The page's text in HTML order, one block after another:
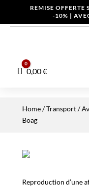
REMISE
-10% |
Panier
0
0,00€
Home/Transport/
Boag
Reproduction d’une